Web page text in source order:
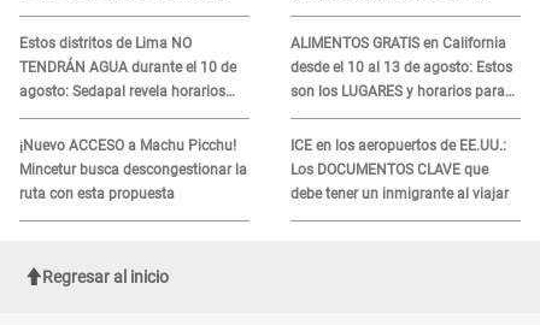
Estos distritos de Lima NO
TENDRÁN AGUA durante el 10 de
agosto: Sedapal revela horarios
oficiales
¡Nuevo ACCESO a Machu Picchu!
Mincetur busca descongestionar la
ruta con esta propuesta
ALIMENTOS GRATIS en California
desde el 10 al 13 de agosto: Estos
son los LUGARES y horarios para
recibir la ayuda
ICE en los aeropuertos de EE.UU.:
Los DOCUMENTOS CLAVE que
debe tener un inmigrante al viajar
Regresar al inicio